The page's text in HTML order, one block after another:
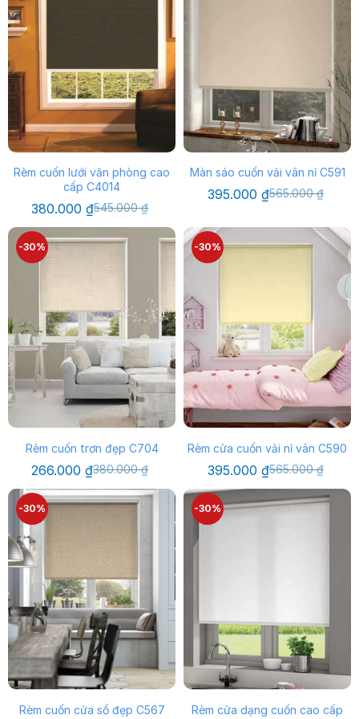
Rèm cuốn lưới văn phòng cao
cấp C4014
545.000₫
Giá
gốc
545.000 ₫.
380.000₫Giá
hiện
là:
Màn sáo cuốn vải vân nỉ C591
565.000₫
Giá
gốc
565.000 ₫.
395.000 ₫Giá
hiện
là:
395.000 ₫.
-30%
Rèm cuốn trơn đẹp C704
380.000₫
Giá
gốc
là:
380.000 ₫.
266.000₫Giá
hiện
tại
là:
-30%
Rèm cửa cuốn vải nỉ vân C590
565.000₫
Giá
gốc
565.000 ₫.
395.000 ₫Giá
hiện
là:
-30%
Rèm cuốn cửa sổ đẹp C567
-30%
Rèm cửa dạng cuốn cao cấp